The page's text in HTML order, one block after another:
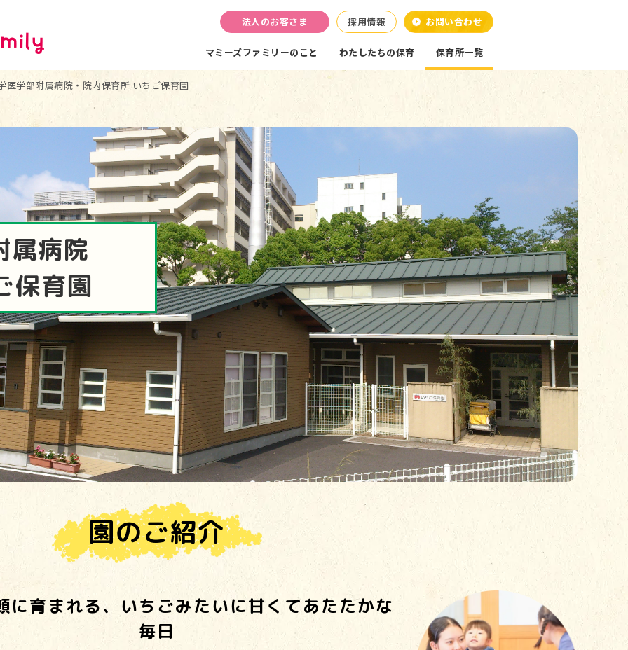
法人のお客さま 採用情報 お問い合わせ
マミーズファミリーのこと わたしたちの保育 保育所一覧
医学部附属病院・院内保育所 いちご保育園
属病院
保育園
園のご紹介
に育まれる、いちごみたいに甘くてあたたかな
毎日